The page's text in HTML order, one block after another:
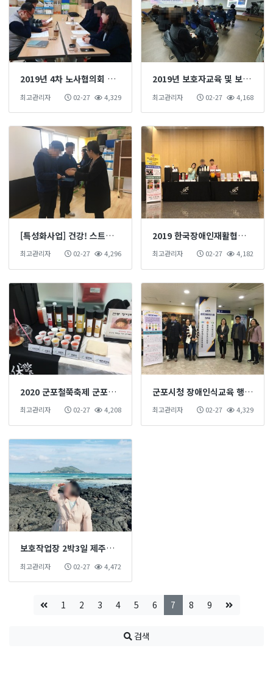
2019년 4차 노사협의회 & 고충처리위원회
최고관리자 02-27 4,329
2019년 보호자교육 및 보호자간담회
최고관리자 02-27 4,168
[특성화사업] 건강! 스트라이크! 수료식
최고관리자 02-27 4,296
2019 한국장애인재활협회 케이터링행사
최고관리자 02-27 4,182
2020 군포철쭉축제 군포의 맛 품평회
최고관리자 02-27 4,208
군포시청 장애인식교육 행사참여
최고관리자 02-27 4,329
보호작업장 2박3일 제주도연수
최고관리자 02-27 4,472
1 2 3 4 5 6 7 8 9
검색